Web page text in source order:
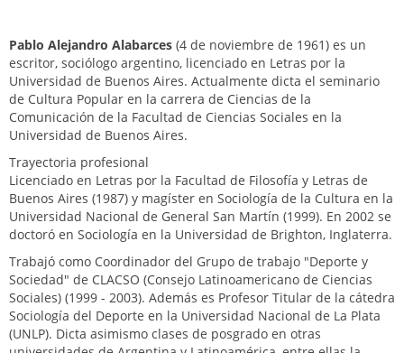
Pablo Alejandro Alabarces (4 de noviembre de 1961) es un
escritor, sociólogo argentino, licenciado en Letras por la
Universidad de Buenos Aires. Actualmente dicta el seminario
de Cultura Popular en la carrera de Ciencias de la
Comunicación de la Facultad de Ciencias Sociales en la
Universidad de Buenos Aires.​
Trayectoria profesional
Licenciado en Letras por la Facultad de Filosofía y Letras de
Buenos Aires (1987) y magíster en Sociología de la Cultura en la
Universidad Nacional de General San Martín (1999). En 2002 se
doctoró en Sociología en la Universidad de Brighton, Inglaterra.
Trabajó como Coordinador del Grupo de trabajo "Deporte y
Sociedad" de CLACSO (Consejo Latinoamericano de Ciencias
Sociales) (1999 - 2003). Además es Profesor Titular de la cátedra
Sociología del Deporte en la Universidad Nacional de La Plata
(UNLP). Dicta asimismo clases de posgrado en otras